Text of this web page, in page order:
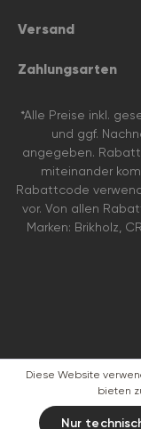
Versand
Zahlungsarten
*Alle Preise inkl.
und ggf.
angegeben.
miteinander
Rabattcode
vor. Von allen
Marken: Brikholz,
Diese Website
bieten
Nur